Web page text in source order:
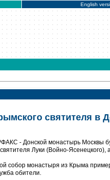
English
святителя в
- Донской монастырь Москвы
Луки (Войно-Ясенецкого),
собор монастыря из Крыма
обители.